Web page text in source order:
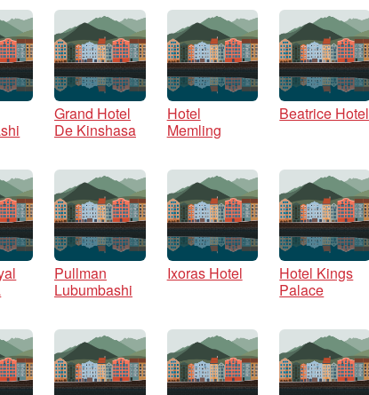
Grand Hotel
De Kinshasa
Hotel
Memling
Beatrice Hotel
Pullman
Lubumbashi
Ixoras Hotel
Hotel Kings
Palace